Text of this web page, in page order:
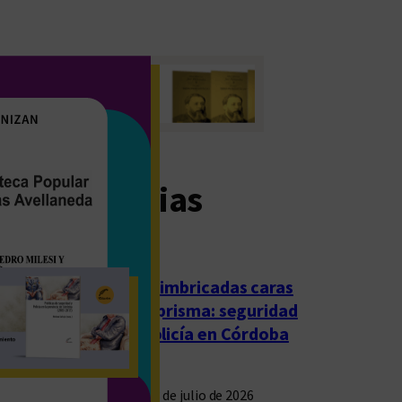
noticias
Las imbricadas caras
del prisma: seguridad
y policía en Córdoba
23 de julio de 2026